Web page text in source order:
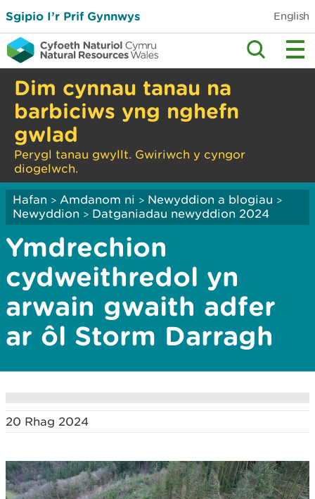
Sgipio I’r Prif Gynnwys English
Dim cynnau tanau na
barbiciws yng nghefn
gwlad
Perygl tanau gwyllt. Gwiriwch y cyngor
diogelwch.
Hafan > Amdanom ni > Newyddion a blogiau >
Newyddion > Datganiadau newyddion 2024
Ymdrechion
cydweithredol yn
arwain gwaith adfer
ar ôl Storm Darragh
20 Rhag 2024